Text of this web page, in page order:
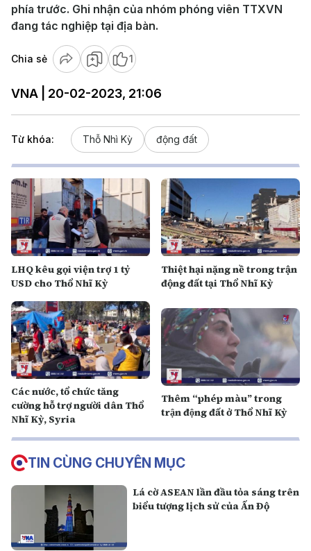
phía trước. Ghi nhận của nhóm phóng viên TTXVN
đang tác nghiệp tại địa bàn.
Chia sẻ 1
VNA | 20-02-2023, 21:06
Từ khóa: Thỗ Nhì Kỳ động đất
LHQ kêu gọi viện trợ 1 tỷ
USD cho Thổ Nhĩ Kỳ
Thiệt hại nặng nề trong trận
động đất tại Thổ Nhĩ Kỳ
Các nước, tổ chức tăng
cường hỗ trợ người dân Thổ
Nhĩ Kỳ, Syria
Thêm “phép màu” trong
trận động đất ở Thổ Nhĩ Kỳ
TIN CÙNG CHUYÊN MỤC
Lá cờ ASEAN lần đầu tỏa sáng trên
biểu tượng lịch sử của Ấn Độ